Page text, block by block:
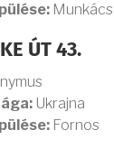
Munkács
ÚT 43.
Ukrajna
Fornos